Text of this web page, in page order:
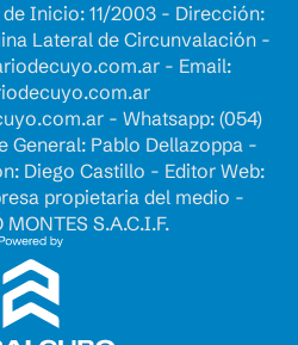
Inicio: 11/2003 - Dirección:
Lateral de Circunvalación -
- Email:
- Whatsapp: (054)
General: Pablo Dellazoppa -
Diego Castillo - Editor Web:
propietaria del medio -
MONTES S.A.C.I.F.